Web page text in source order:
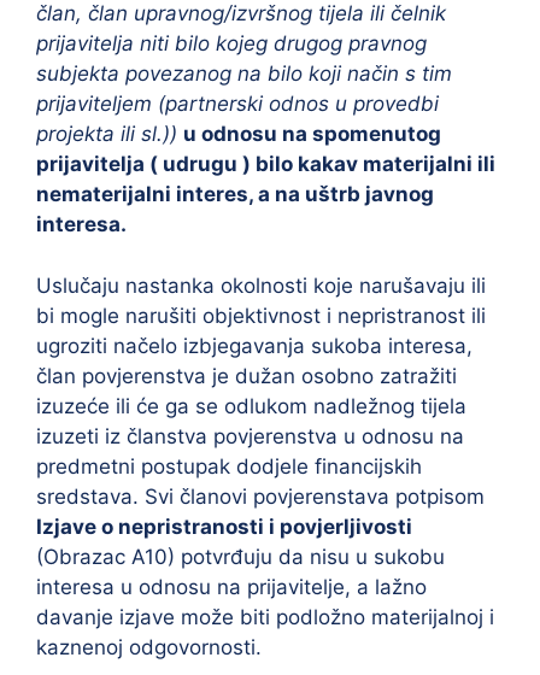
član, član upravnog/izvršnog tijela ili čelnik
prijavitelja niti bilo kojeg drugog pravnog
subjekta povezanog na bilo koji način s tim
prijaviteljem (partnerski odnos u provedbi
projekta ili sl.)) u odnosu na spomenutog
prijavitelja ( udrugu ) bilo kakav materijalni ili
nematerijalni interes, a na uštrb javnog
interesa.
Uslučaju nastanka okolnosti koje narušavaju ili
bi mogle narušiti objektivnost i nepristranost ili
ugroziti načelo izbjegavanja sukoba interesa,
član povjerenstva je dužan osobno zatražiti
izuzeće ili će ga se odlukom nadležnog tijela
izuzeti iz članstva povjerenstva u odnosu na
predmetni postupak dodjele financijskih
sredstava. Svi članovi povjerenstava potpisom
Izjave o nepristranosti i povjerljivosti
(Obrazac A10) potvrđuju da nisu u sukobu
interesa u odnosu na prijavitelje, a lažno
davanje izjave može biti podložno materijalnoj i
kaznenoj odgovornosti.